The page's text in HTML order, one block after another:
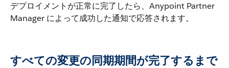
デプロイメントが正常に完了したら、Anypoint Partner
Manager によって成功した通知で応答されます。
すべての変更の同期期間が完了するまで